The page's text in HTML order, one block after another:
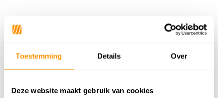
Toestemming Details Over
Deze website maakt gebruik van cookies
Adviesprijs
109,95